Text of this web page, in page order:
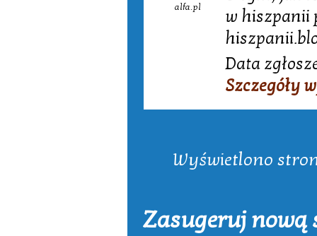
alfa.pl
w hiszpanii
Data
Szczegóły
Wyświetlono
Zasugeruj nową